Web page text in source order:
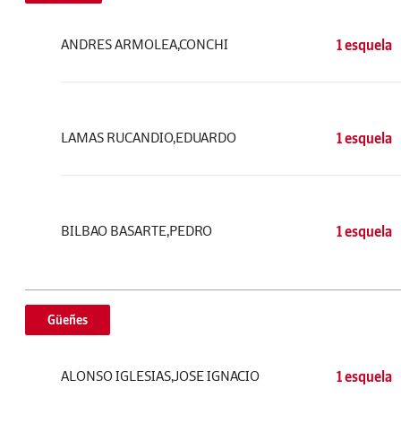
ANDRES ARMOLEA,CONCHI 1 esquela
LAMAS RUCANDIO,EDUARDO 1 esquela
BILBAO BASARTE,PEDRO 1 esquela
Güeñes
ALONSO IGLESIAS,JOSE IGNACIO 1 esquela